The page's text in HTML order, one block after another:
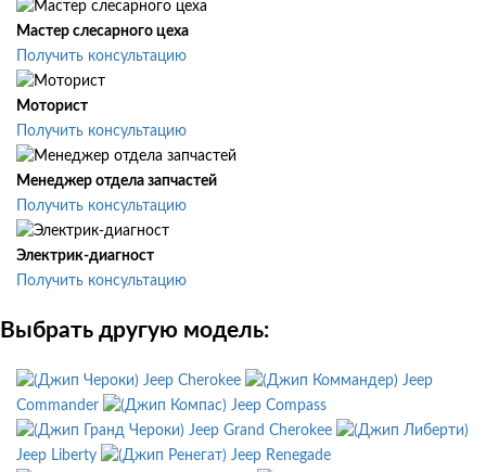
Мастер слесарного цеха
Получить консультацию
Моторист
Получить консультацию
Менеджер отдела запчастей
Получить консультацию
Электрик-диагност
Получить консультацию
Выбрать другую модель:
Jeep Cherokee
Jeep
Commander
Jeep Compass
Jeep Grand Cherokee
Jeep Liberty
Jeep Renegade